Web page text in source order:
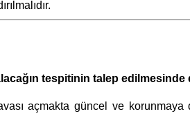
tespitinin talep
açmakta güncel ve